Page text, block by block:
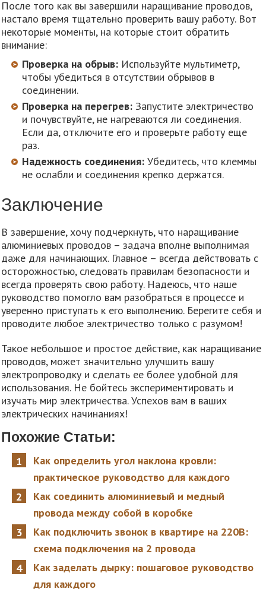
После того как вы завершили наращивание проводов,
настало время тщательно проверить вашу работу. Вот
некоторые моменты, на которые стоит обратить
внимание:
Проверка на обрыв: Используйте мультиметр,
чтобы убедиться в отсутствии обрывов в
соединении.
Проверка на перегрев: Запустите электричество
и почувствуйте, не нагреваются ли соединения.
Если да, отключите его и проверьте работу еще
раз.
Надежность соединения: Убедитесь, что клеммы
не ослабли и соединения крепко держатся.
Заключение
В завершение, хочу подчеркнуть, что наращивание
алюминиевых проводов – задача вполне выполнимая
даже для начинающих. Главное – всегда действовать с
осторожностью, следовать правилам безопасности и
всегда проверять свою работу. Надеюсь, что наше
руководство помогло вам разобраться в процессе и
уверенно приступать к его выполнению. Берегите себя и
проводите любое электричество только с разумом!
Такое небольшое и простое действие, как наращивание
проводов, может значительно улучшить вашу
электропроводку и сделать ее более удобной для
использования. Не бойтесь экспериментировать и
изучать мир электричества. Успехов вам в ваших
электрических начинаниях!
Похожие Статьи:
Как определить угол наклона кровли:
практическое руководство для каждого
Как соединить алюминиевый и медный
провода между собой в коробке
Как подключить звонок в квартире на 220В:
схема подключения на 2 провода
Как заделать дырку: пошаговое руководство
для каждого